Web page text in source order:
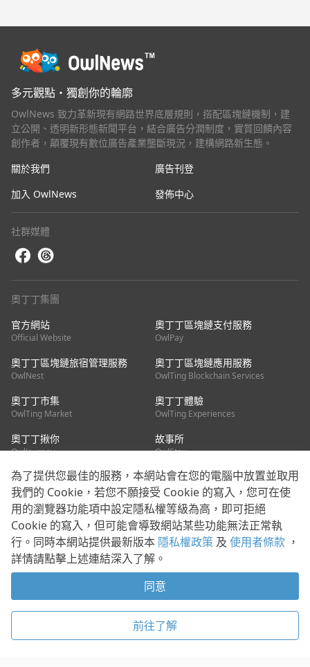
多元觀點・獨創你的輪廓
OwlNews 致力革新現有網路世界底層規則，搭配區塊鏈機制，建
立公開、透明新形態新聞平台，結合廣告分潤制度，實質回饋內容
創作者，顛覆現有數位廣告產業壟斷現況，建構網路新生態。
關於我們
廣告刊登
加入 OwlNews
發佈中心
社群媒體
奧丁丁集團
官方網站
Official Website
奧丁丁區塊鏈支付服務
OwlPay
奧丁丁區塊鏈旅宿管理服務
OwlNest
奧丁丁區塊鏈應用服務
OwlTing Blockchain Services
奧丁丁市集
OwlTing Market
奧丁丁體驗
OwlTing Experiences
奧丁丁揪你
OwlJourney
故事所
OwlStay
聯絡我們
客服信箱：mediapartner@owlting.com
服務信箱 / 廣告洽詢：info_owlnews@owlting.com
媒體合作 / 新聞稿提供：mediapartner@owlting.com
使用者條款 隱私權政策 Cookie 政策
為了提供您最佳的服務，本網站會在您的電腦中放置並取用
我們的 Cookie，若您不願接受 Cookie 的寫入，您可在使
用的瀏覽器功能項中設定隱私權等級為高，即可拒絕
Cookie 的寫入，但可能會導致網站某些功能無法正常執
行。同時本網站提供最新版本 隱私權政策 及 使用者條款 ，
詳情請點擊上述連結深入了解。
同意
前往了解